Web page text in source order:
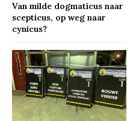
Van milde dogmaticus naar
scepticus, op weg naar
cynicus?